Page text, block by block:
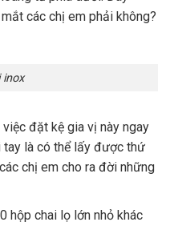
các chị em phải không?
inox
đặt kệ gia vị này ngay
là có thể lấy được thứ
chị em cho ra đời những
hộp chai lọ lớn nhỏ khác